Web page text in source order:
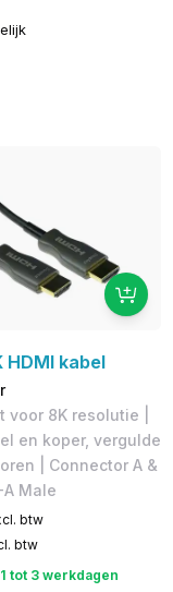
HDMI kabel
voor 8K resolutie |
en koper, vergulde
| Connector A &
A Male
btw
btw
tot 3 werkdagen